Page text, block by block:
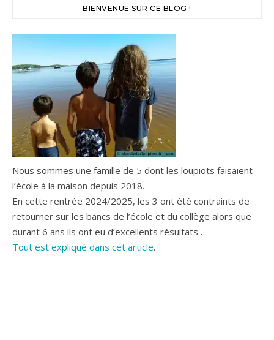
BIENVENUE SUR CE BLOG !
Nous sommes une famille de 5 dont les loupiots faisaient
l’école à la maison depuis 2018.
En cette rentrée 2024/2025, les 3 ont été contraints de
retourner sur les bancs de l’école et du collège alors que
durant 6 ans ils ont eu d’excellents résultats…
Tout est expliqué dans cet article.